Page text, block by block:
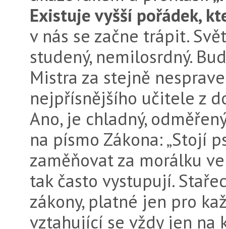
Existuje vyšší pořádek,
v nás se začne trápit.
studený, nemilosrdný.
Mistra za stejně
nejpřísnějšího učitele z
Ano, je chladný,
na písmo Zákona: „Stojí
zaměňovat za morálku
tak často vystupují.
zákony, platné jen pro
vztahující se vždy jen na